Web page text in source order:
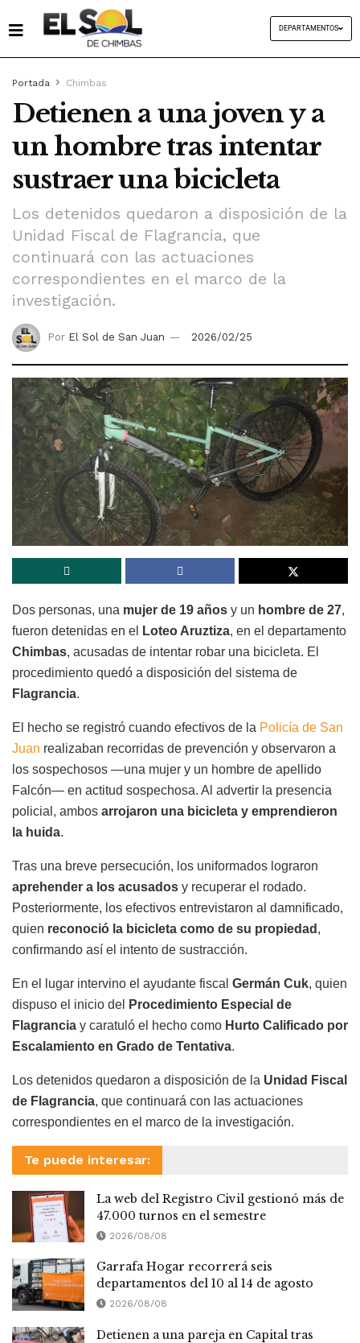
DEPARTAMENTOS
Portada Chimbas
Detienen a una joven y a
un hombre tras intentar
sustraer una bicicleta
Los detenidos quedaron a disposición de la
Unidad Fiscal de Flagrancia, que
continuará con las actuaciones
correspondientes en el marco de la
investigación.
Por El Sol de San Juan 2026/02/25
Dos personas, una mujer de 19 años y un hombre de 27,
fueron detenidas en el
Loteo Aruztiza, en el departamento
Chimbas, acusadas de intentar robar una bicicleta. El
procedimiento quedó a disposición del sistema de
Flagrancia.
El hecho se registró cuando efectivos de la Policía de San
Juan realizaban recorridas de prevención y observaron a
los sospechosos —una mujer y un hombre de apellido
Falcón— en actitud sospechosa. Al advertir la presencia
policial, ambos arrojaron una bicicleta y emprendieron
la huida.
Tras una breve persecución, los uniformados lograron
aprehender a los acusados y recuperar el rodado.
Posteriormente, los efectivos entrevistaron al damnificado,
quien reconoció la bicicleta como de su propiedad ,
confirmando así el intento de sustracción.
En el lugar intervino el ayudante fiscal Germán Cuk, quien
dispuso el inicio del
Procedimiento Especial de
Flagrancia y caratuló el hecho como Hurto Calificado por
Escalamiento en Grado de Tentativa.
Los detenidos quedaron a disposición de la Unidad Fiscal
de Flagrancia, que continuará con las actuaciones
correspondientes en el marco de la investigación.
Te puede interesar:
La web del Registro Civil gestionó más de
47.000 turnos en el semestre
2026/08/08
Garrafa Hogar recorrerá seis
departamentos del 10 al 14 de agosto
2026/08/08
Detienen a una pareja en Capital tras